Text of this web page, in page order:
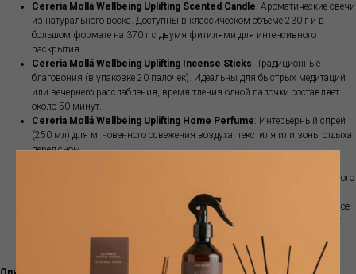
Cereria Mollá Wellbeing Uplifting Scented Candle: Ароматические свечи
из натурального воска. Доступны в классическом объеме 230 г и в
большом формате на 370 г с двумя фитилями для интенсивного
раскрытия.
Cereria Mollá Wellbeing Uplifting Incense Sticks: Традиционные
благовония (в упаковке 20 палочек). Идеальны для быстрых медитаций
или вечернего расслабления, время тления одной палочки составляет
около 50 минут.
Cereria Mollá Wellbeing Uplifting Home Perfume: Интерьерный спрей
(250 мл) для мгновенного освежения воздуха, текстиля или зоны отдыха
перед сном.
ротанговыми палочками (120 мл) для мягкого и непрерывного фонового
Aromatic Essence
: Водорастворимое
концентрированное масло (30 мл). Используется для ультразвуковых
диффузоров или классических аромаламп (достаточно нескольких